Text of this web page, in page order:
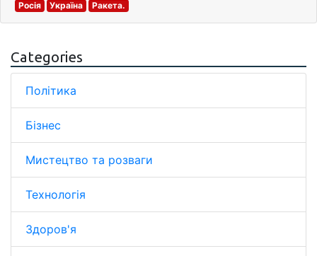
Росія Україна Ракета.
Categories
Політика
Бізнес
Мистецтво та розваги
Технологія
Здоров'я